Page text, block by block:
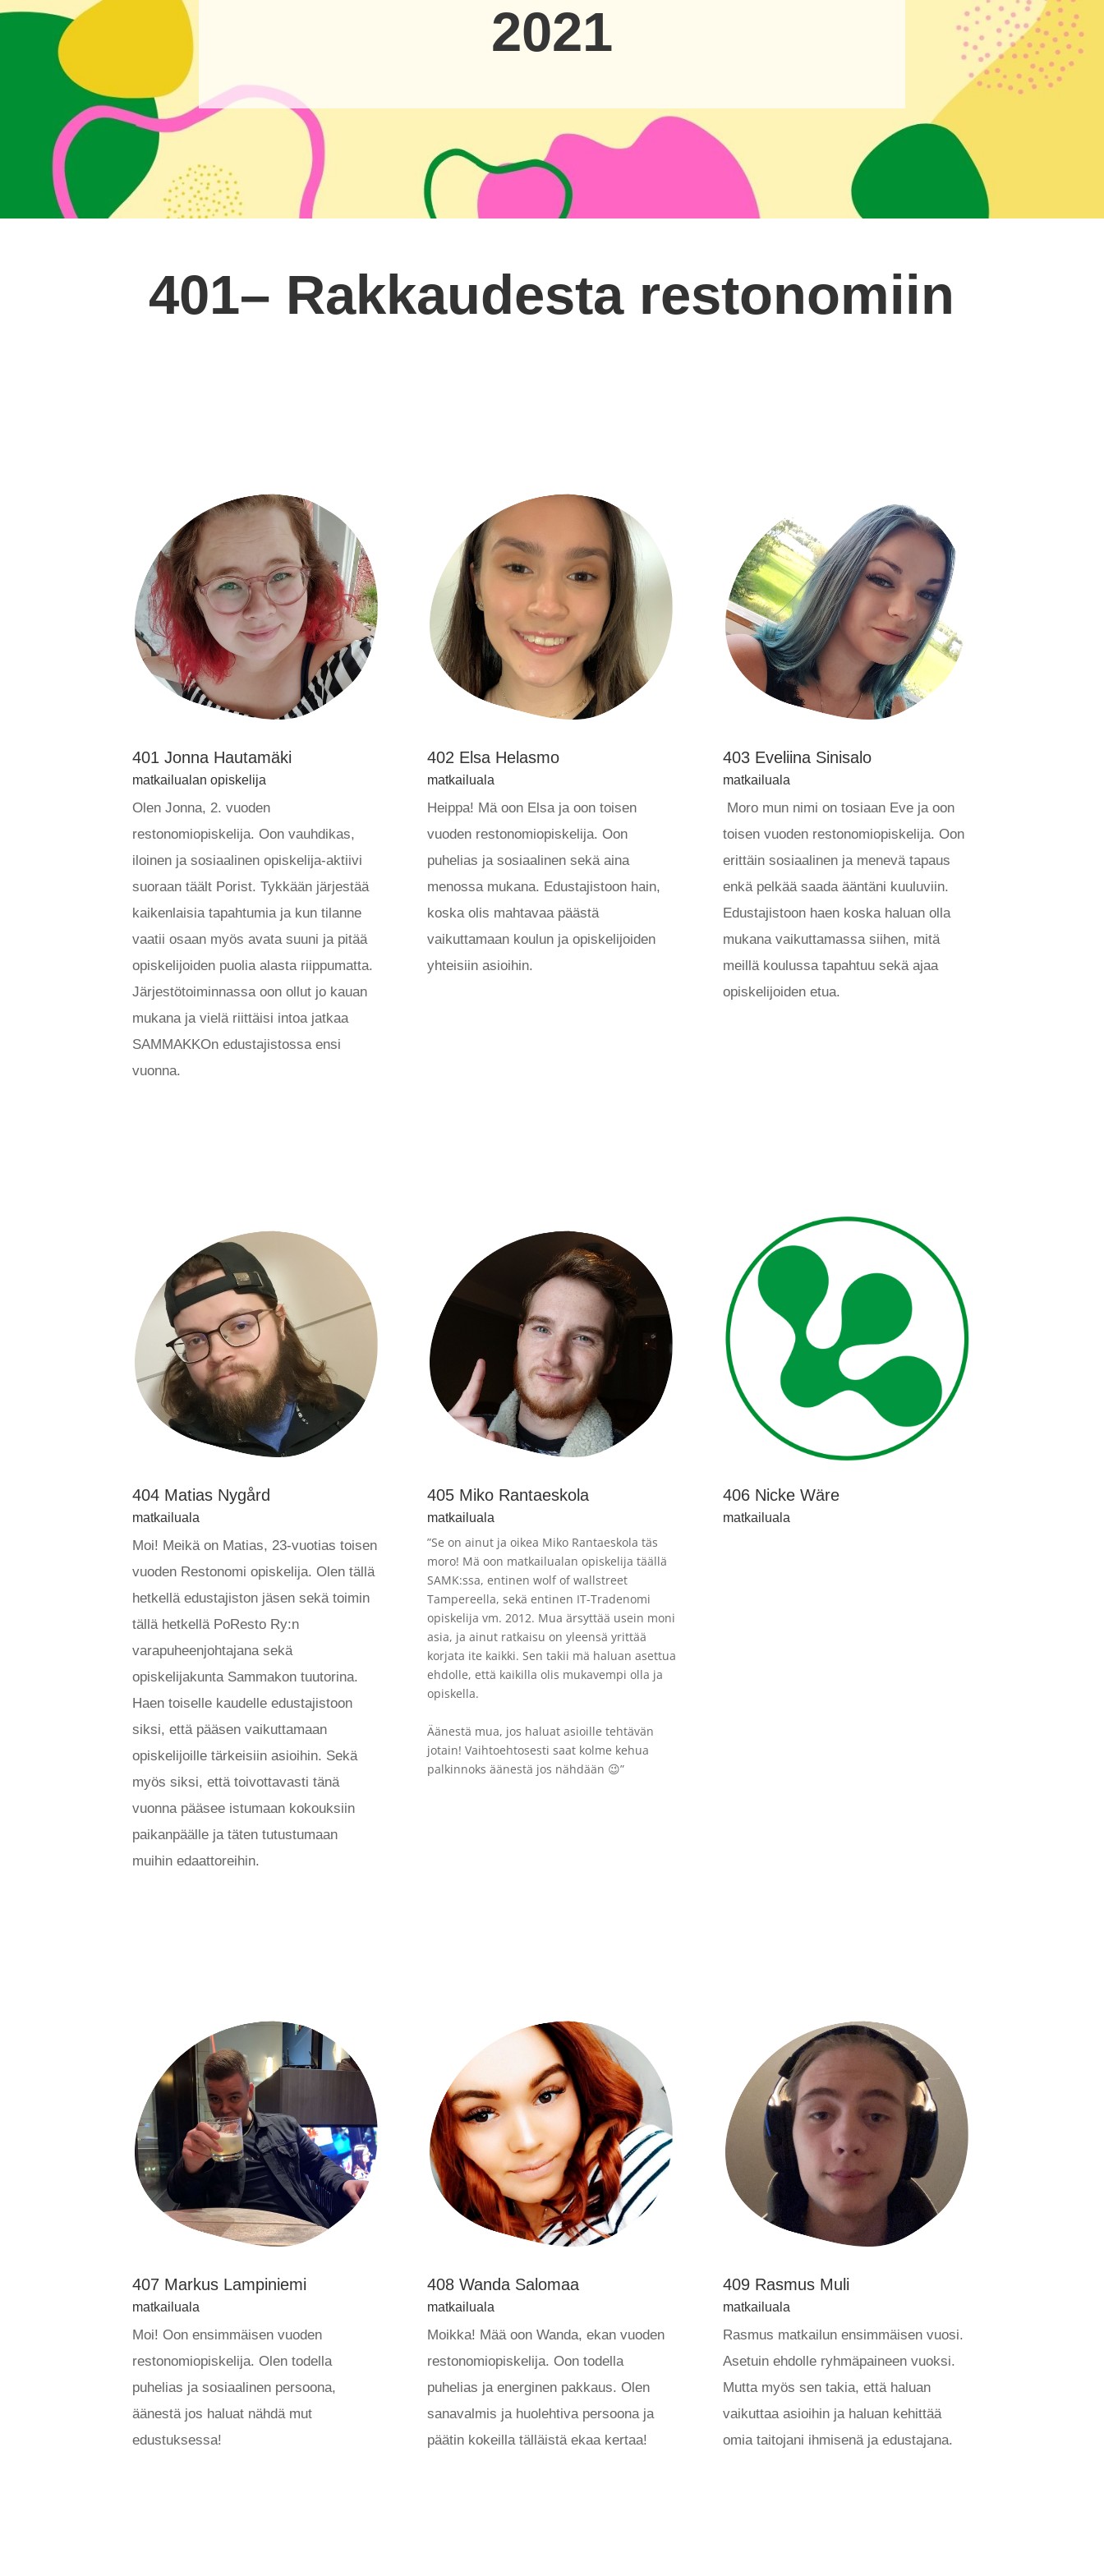
2021
401– Rakkaudesta restonomiin
401 Jonna Hautamäki
matkailualan opiskelija
Olen Jonna, 2. vuoden
restonomiopiskelija. Oon vauhdikas,
iloinen ja sosiaalinen opiskelija-aktiivi
suoraan täält Porist. Tykkään järjestää
kaikenlaisia tapahtumia ja kun tilanne
vaatii osaan myös avata suuni ja pitää
opiskelijoiden puolia alasta riippumatta.
Järjestötoiminnassa oon ollut jo kauan
mukana ja vielä riittäisi intoa jatkaa
SAMMAKKOn edustajistossa ensi
vuonna.
402 Elsa Helasmo
matkailuala
Heippa! Mä oon Elsa ja oon toisen
vuoden restonomiopiskelija. Oon
puhelias ja sosiaalinen sekä aina
menossa mukana. Edustajistoon hain,
koska olis mahtavaa päästä
vaikuttamaan koulun ja opiskelijoiden
yhteisiin asioihin.
403 Eveliina Sinisalo
matkailuala
Moro mun nimi on tosiaan Eve ja oon
toisen vuoden restonomiopiskelija. Oon
erittäin sosiaalinen ja menevä tapaus
enkä pelkää saada ääntäni kuuluviin.
Edustajistoon haen koska haluan olla
mukana vaikuttamassa siihen, mitä
meillä koulussa tapahtuu sekä ajaa
opiskelijoiden etua.
404 Matias Nygård
matkailuala
Moi! Meikä on Matias, 23-vuotias toisen
vuoden Restonomi opiskelija. Olen tällä
hetkellä edustajiston jäsen sekä toimin
tällä hetkellä PoResto Ry:n
varapuheenjohtajana sekä
opiskelijakunta Sammakon tuutorina.
Haen toiselle kaudelle edustajistoon
siksi, että pääsen vaikuttamaan
opiskelijoille tärkeisiin asioihin. Sekä
myös siksi, että toivottavasti tänä
vuonna pääsee istumaan kokouksiin
paikanpäälle ja täten tutustumaan
muihin edaattoreihin.
405 Miko Rantaeskola
matkailuala
”Se on ainut ja oikea Miko Rantaeskola täs
moro! Mä oon matkailualan opiskelija täällä
SAMK:ssa, entinen wolf of wallstreet
Tampereella, sekä entinen IT-Tradenomi
opiskelija vm. 2012. Mua ärsyttää usein moni
asia, ja ainut ratkaisu on yleensä yrittää
korjata ite kaikki. Sen takii mä haluan asettua
ehdolle, että kaikilla olis mukavempi olla ja
opiskella.
Äänestä mua, jos haluat asioille tehtävän
jotain! Vaihtoehtosesti saat kolme kehua
palkinnoks äänestä jos nähdään 😉”
406 Nicke Wäre
matkailuala
407 Markus Lampiniemi
matkailuala
Moi! Oon ensimmäisen vuoden
restonomiopiskelija. Olen todella
puhelias ja sosiaalinen persoona,
äänestä jos haluat nähdä mut
edustuksessa!
408 Wanda Salomaa
matkailuala
Moikka! Mää oon Wanda, ekan vuoden
restonomiopiskelija. Oon todella
puhelias ja energinen pakkaus. Olen
sanavalmis ja huolehtiva persoona ja
päätin kokeilla tälläistä ekaa kertaa!
409 Rasmus Muli
matkailuala
Rasmus matkailun ensimmäisen vuosi.
Asetuin ehdolle ryhmäpaineen vuoksi.
Mutta myös sen takia, että haluan
vaikuttaa asioihin ja haluan kehittää
omia taitojani ihmisenä ja edustajana.